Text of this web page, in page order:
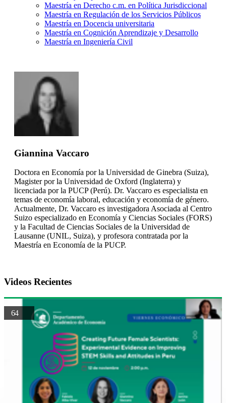
Maestría en Derecho c.m. en Política Jurisdiccional
Maestría en Regulación de los Servicios Públicos
Maestría en Docencia universitaria
Maestría en Cognición Aprendizaje y Desarrollo
Maestría en Ingeniería Civil
Giannina Vaccaro
Doctora en Economía por la Universidad de Ginebra (Suiza),
Magister por la Universidad de Oxford (Inglaterra) y
licenciada por la PUCP (Perú). Dr. Vaccaro es especialista en
temas de economía laboral, educación y economía de género.
Actualmente, Dr. Vaccaro es investigadora Asociada al Centro
Suizo especializado en Economía y Ciencias Sociales (FORS)
y la Facultad de Ciencias Sociales de la Universidad de
Lausanne (UNIL, Suiza), y profesora contratada por la
Maestría en Economía de la PUCP.
Videos Recientes
64